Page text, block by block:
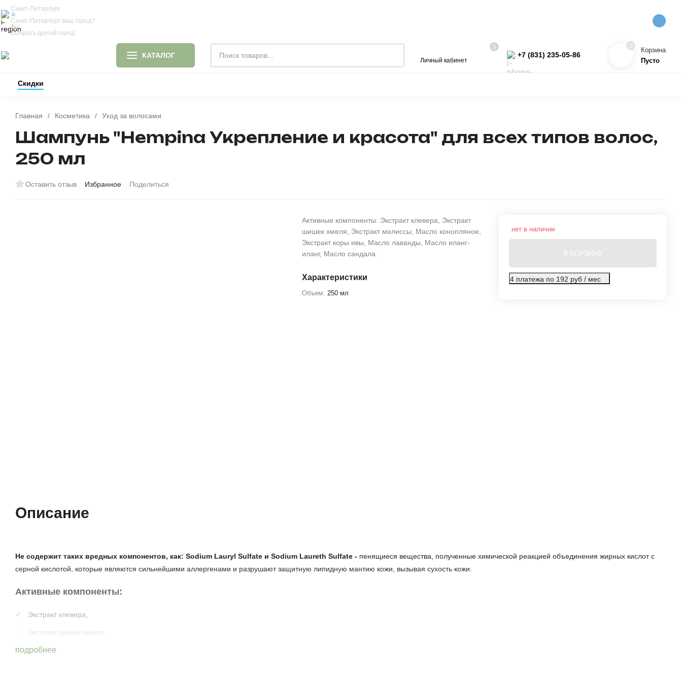
Санкт-Петербург
✖
Санкт-Петербург ваш город?
Да
Выбрать другой город
КАТАЛОГ
Личный кабинет
0
+7 (831) 235-05-86
0
Корзина
Пусто
Скидки
Главная / Косметика / Уход за волосами
Шампунь "Hempina Укрепление и красота" для всех типов волос,
250 мл
Оставить отзыв Избранное Поделиться
Активные компоненты: Экстракт клевера, Экстракт
шишек хмеля, Экстракт мелиссы, Масло конопляное,
Экстракт коры ивы, Масло лаванды, Масло иланг-
иланг, Масло сандала.
Характеристики
Объем: 250 мл
нет в наличии
В КОРЗИНУ
4 платежа по 192 руб / мес
Описание
Не содержит таких вредных компонентов, как: Sodium Lauryl Sulfate и Sodium Laureth Sulfate - пенящиеся вещества, полученные химической реакцией объединения жирных кислот с
серной кислотой, которые являются сильнейшими аллергенами и разрушают защитную липидную мантию кожи, вызывая сухость кожи.
Активные компоненты:
Экстракт клевера,
Экстракт шишек хмеля,
Экстракт мелиссы,
подробнее